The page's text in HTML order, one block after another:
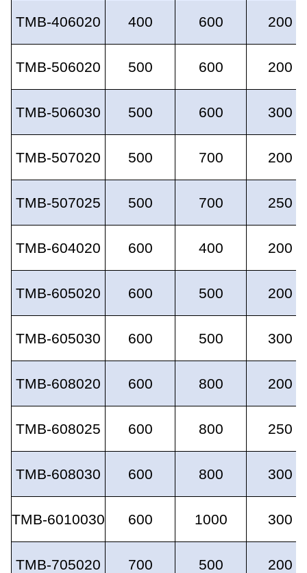
TMB-406020 400 600 200
TMB-506020 500 600 200
TMB-506030 500 600 300
TMB-507020 500 700 200
TMB-507025 500 700 250
TMB-604020 600 400 200
TMB-605020 600 500 200
TMB-605030 600 500 300
TMB-608020 600 800 200
TMB-608025 600 800 250
TMB-608030 600 800 300
TMB-6010030 600 1000 300
TMB-705020 700 500 200